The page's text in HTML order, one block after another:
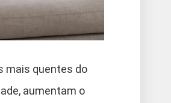
mais quentes do
aumentam o